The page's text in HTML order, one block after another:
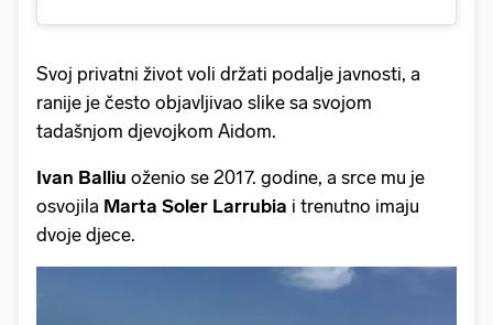
Svoj privatni život voli držati podalje javnosti, a
ranije je često objavljivao slike sa svojom
tadašnjom djevojkom Aidom.
Ivan Balliu oženio se 2017. godine, a srce mu je
osvojila Marta Soler Larrubia i trenutno imaju
dvoje djece.